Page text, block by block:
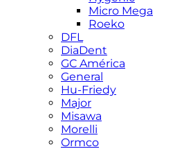
Micro Mega
Roeko
DFL
DiaDent
GC América
General
Hu-Friedy
Major
Misawa
Morelli
Ormco